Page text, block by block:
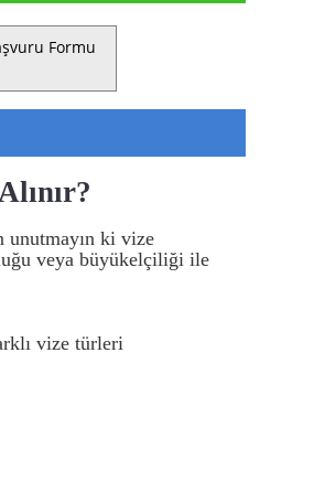
Formu
unutmayın ki vize
veya büyükelçiliği ile
vize türleri